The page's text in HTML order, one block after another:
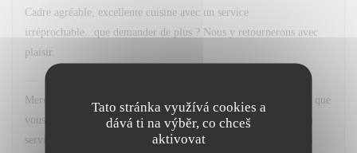
Tato stránka využívá cookies a
dává ti na výběr, co chceš
aktivovat
Cadre agréable, excellente cuisine avec un service
irréprochable...que demander de plus ? Nous y retournerons avec
plaisir.
Merci beaucoup pour votre superbe retour ! Nous sommes ravis que
vous ayez apprécié le cadre, notre cuisine ainsi que la qualité du
service. Votre satisfaction est notre plus belle récompense. Nous